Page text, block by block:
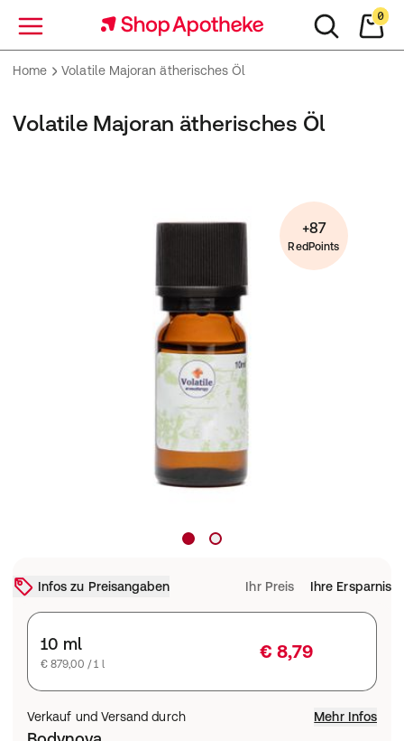
Menü
0
Home Volatile Majoran ätherisches Öl
Volatile Majoran ätherisches Öl
+87
RedPoints
Infos zu Preisangaben Ihr Preis Ihre Ersparnis
10 ml
€ 879,00 / 1 l
€ 8,79
Verkauf und Versand durch Mehr Infos